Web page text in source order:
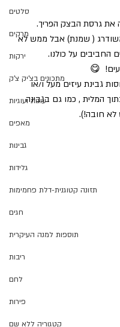
סלטים
מרקים
ירקות
מתכונים בצ'יק צ'ק
עוגות ועוגיות
מאפים
גבינות
גלידות
תזונה קטוגנית-דלת פחמימות
חגים
תוספות למנה העיקרית
ריבות
לחם
פירות
קטגוריה ללא שם
את גרסת הבצק הפריך.
( שמנת) אבל ממש לא
החביבים על כולנו.
😋
גבינת עיזים מעל ו/או
המלית , כמו גם בגבינה
חובה!).